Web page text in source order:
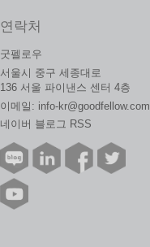
연락처
굿펠로우
서울시 중구 세종대로
136 서울 파이낸스 센터 4층
이메일: info-kr@goodfellow.com
네이버 블로그 RSS